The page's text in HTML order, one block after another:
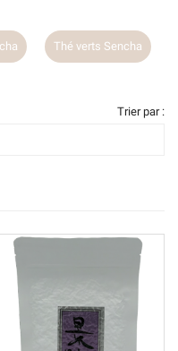
Thé verts Sencha Thé
Trier par :